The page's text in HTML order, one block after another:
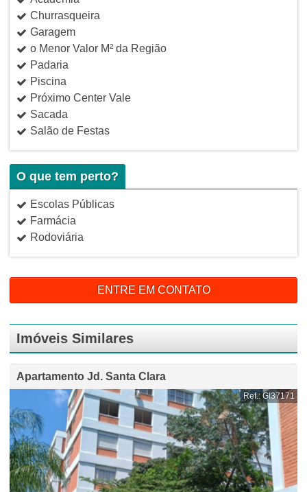
Churrasqueira
Garagem
o Menor Valor M² da Região
Padaria
Piscina
Próximo Center Vale
Sacada
Salão de Festas
O que tem perto?
Escolas Públicas
Farmácia
Rodoviária
ENTRE EM CONTATO
Imóveis Similares
Apartamento Jd. Santa Clara
Ref.: GI37171